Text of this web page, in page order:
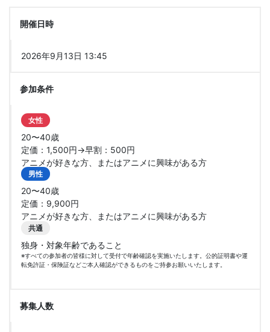
開催日時
2026年9月13日 13:45
参加条件
女性
20〜40歳
定価：1,500円→早割：500円
アニメが好きな方、またはアニメに興味がある方
男性
20〜40歳
定価：9,900円
アニメが好きな方、またはアニメに興味がある方
共通
独身・対象年齢であること
※すべての参加者の皆様に対して受付で年齢確認を実施いたします。公的証明書や運
転免許証・保険証などご本人確認ができるものをご持参お願いいたします。
募集人数